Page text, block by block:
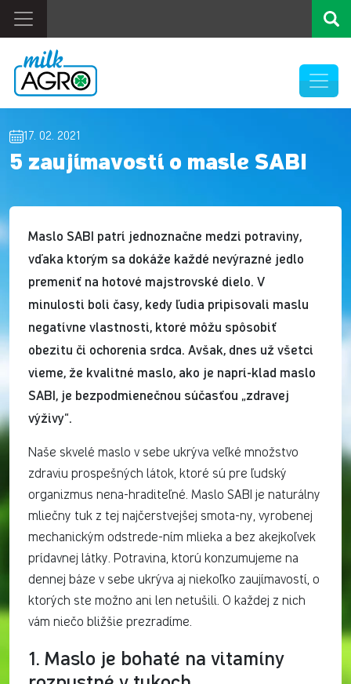
17. 02. 2021
5 zaujímavostí o masle SABI
Maslo SABI patrí jednoznačne medzi potraviny,
vďaka ktorým sa dokáže každé nevýrazné jedlo
premeniť na hotové majstrovské dielo. V
minulosti boli časy, kedy ľudia pripisovali maslu
negatívne vlastnosti, ktoré môžu spôsobiť
obezitu či ochorenia srdca. Avšak, dnes už všetci
vieme, že kvalitné maslo, ako je naprí-klad maslo
SABI, je bezpodmienečnou súčasťou „zdravej
výživy“.
Naše skvelé maslo v sebe ukrýva veľké množstvo
zdraviu prospešných látok, ktoré sú pre ľudský
organizmus nena-hraditeľné. Maslo SABI je naturálny
mliečny tuk z tej najčerstvejšej smota-ny, vyrobenej
mechanickým odstrede-ním mlieka a bez akejkoľvek
prídavnej látky. Potravina, ktorú konzumujeme na
dennej báze v sebe ukrýva aj niekoľko zaujímavostí, o
ktorých ste možno ani len netušili. O každej z nich
vám niečo bližšie prezradíme.
1. Maslo je bohaté na vitamíny